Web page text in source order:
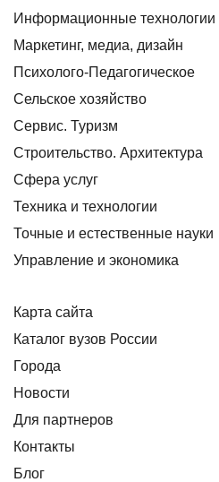
Информационные технологии
Маркетинг, медиа, дизайн
Психолого-Педагогическое
Сельское хозяйство
Сервис. Туризм
Строительство. Архитектура
Сфера услуг
Техника и технологии
Точные и естественные науки
Управление и экономика
Карта сайта
Каталог вузов России
Города
Новости
Для партнеров
Контакты
Блог